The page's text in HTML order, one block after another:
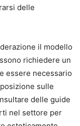
delle
il modello
richiedere un
essere necessario
sulle
delle guide
nel settore per